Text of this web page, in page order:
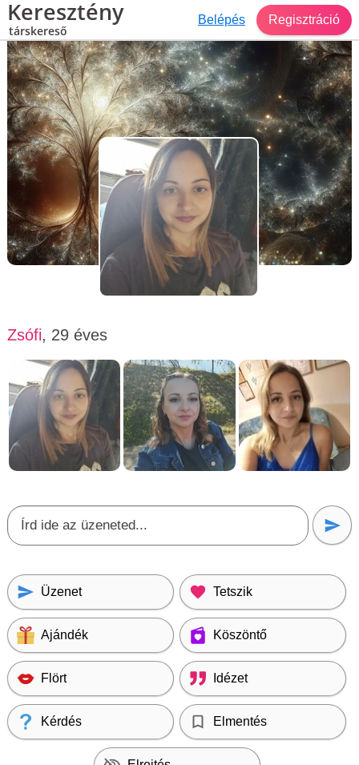
Keresztény
társkereső
Belépés Regisztráció
Társkereső Budapest
Zsófi, 29 éves, nő
Zsófi, 29 éves
Üzenet Tetszik
Ajándék Köszöntő
Flört Idézet
Kérdés Elmentés